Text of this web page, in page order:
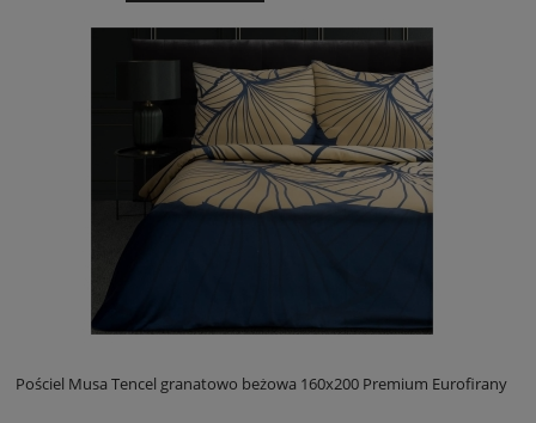
Pościel Musa Tencel granatowo beżowa 160x200 Premium Eurofirany